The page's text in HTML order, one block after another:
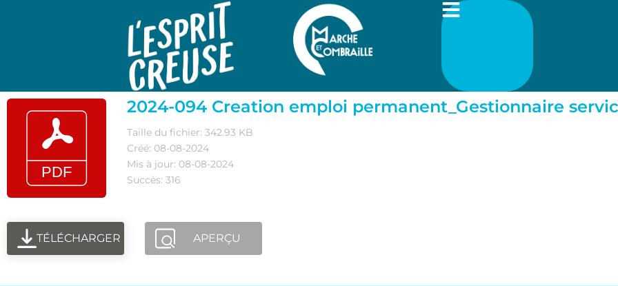
2024-094 Creation emploi permanent_Gestionnaire
Taille du fichier: 342.93 KB
Créé: 08-08-2024
Mis à jour: 08-08-2024
Succès: 316
TÉLÉCHARGER APERÇU